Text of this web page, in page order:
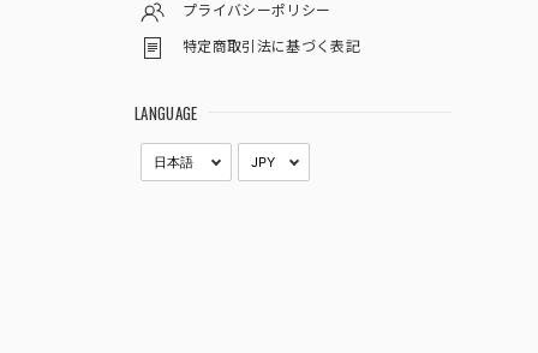
プライバシーポリシー
特定商取引法に基づく表記
LANGUAGE